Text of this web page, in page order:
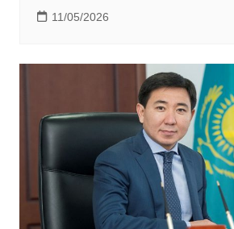
11/05/2026